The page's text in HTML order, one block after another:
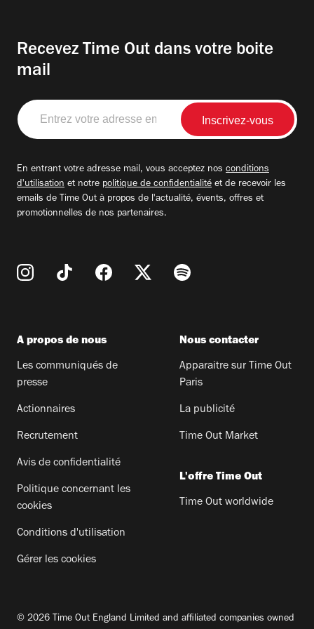
Recevez Time Out dans votre boite
mail
Entrez
votre
adresse
En entrant votre adresse mail, vous acceptez nos conditions
d'utilisation et notre politique de confidentialité et de recevoir les
emails de Time Out à propos de l'actualité, évents, offres et
promotionnelles de nos partenaires.
A propos de nous
Les communiqués de
presse
Actionnaires
Recrutement
Avis de confidentialité
Politique concernant les
cookies
Conditions d'utilisation
Gérer les cookies
Nous contacter
Apparaitre sur Time Out
Paris
La publicité
Time Out Market
L'offre Time Out
Time Out worldwide
© 2026 Time Out England Limited and affiliated companies owned